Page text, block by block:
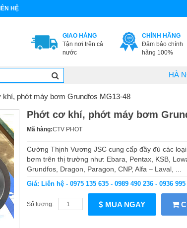
HỆ
GIAO HÀNG
Tận nơi trên cả
nước
CHÍNH HÃNG
Đảm bảo chính
hãng 100%
HÀ
khí, phớt máy bơm Grundfos MG13-48
Phớt cơ khí, phớt máy bơm
Mã hàng:CTV PHOT
Cường Thịnh Vương JSC cung cấp đầy đủ các
bơm trên thị trường như: Ebara, Pentax, KSB,
Grundfos, Dragon, Paragon, CNP, Alfa – Laval, ...
Giá: Liên hệ - 0975 135 635 - 0989 490 236 - 0936 995
Số lượng: MUA NGAY